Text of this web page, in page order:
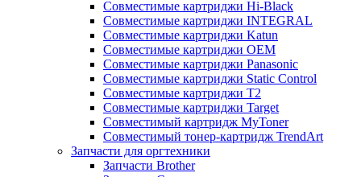
Совместимые картриджи Hi-Black
Совместимые картриджи INTEGRAL
Совместимые картриджи Katun
Совместимые картриджи OEM
Совместимые картриджи Panasonic
Совместимые картриджи Static Control
Совместимые картриджи T2
Совместимые картриджи Target
Совместимый картридж MyToner
Совместимый тонер-картридж TrendArt
Запчасти для оргтехники
Запчасти Brother